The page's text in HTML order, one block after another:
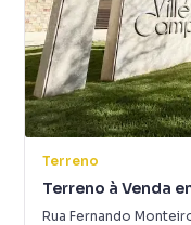
Terreno
Terreno à Venda
Gouvea
Rua Fernando